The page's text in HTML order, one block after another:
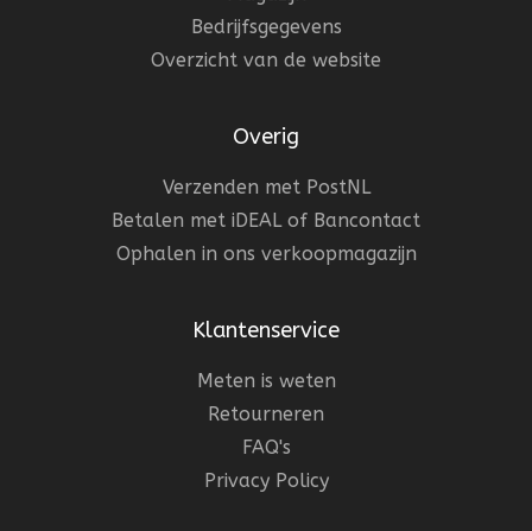
Bedrijfsgegevens
Overzicht van de website
Overig
Verzenden met PostNL
Betalen met iDEAL of Bancontact
Ophalen in ons verkoopmagazijn
Klantenservice
Meten is weten
Retourneren
FAQ's
Privacy Policy